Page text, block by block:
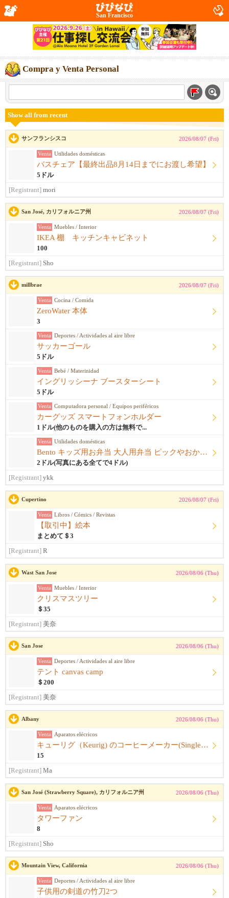
San Francisco
Compra y Venta Personal
Show all from recent
サンフランシスコ 2026/08/07 (Fri)
Venta Utilidades domésticas
バスチェア【最終出品8月14日までにお渡し希望】
5ドル
[Registrant] mori
San José, カリフォルニア州 2026/08/07 (Fri)
Venta Muebles / Interior
IKEA 棚 キッチンキャビネット
100
[Registrant] Sho
millbrae 2026/08/07 (Fri)
Venta Cocina / Comida
ZeroWater 本体
3
Venta Deportes / Actividades al aire libre
サッカーゴール
5ドル
Venta Bebé / Materinidad
イングリッシーナ ブースターシート
5ドル
Venta Computadora personal / Equipos periféricos
カーグッズ スマートフォンホルダー
1ドル(他のものを購入の方は無料で...
Venta Utilidades domésticas
Bento キッズ用お弁当 大人用弁当 ピックやおかずカップ他
2ドル(写真にある全てで4ドル)
[Registrant] ykk
Cupertino 2026/08/07 (Fri)
Venta Libros / Cómics / Revistas
【取引中】絵本
まとめて＄3
[Registrant] R
Wast San Jose 2026/08/06 (Thu)
Venta Muebles / Interior
クリスマスツリー
＄35
[Registrant] 美奈
San Jose 2026/08/06 (Thu)
Venta Deportes / Actividades al aire libre
テント canvas camp
＄200
[Registrant] 美奈
Albany 2026/08/06 (Thu)
Venta Aparatos elécricos
キューリグ（Keurig) のコーヒーメーカー(Single Serve Coffee) Maker
15
[Registrant] Ma
San José (Strawberry Square), カリフォルニア州 2026/08/06 (Thu)
Venta Aparatos elécricos
タワーファン
8
[Registrant] Sho
Mountain View, California 2026/08/06 (Thu)
Venta Deportes / Actividades al aire libre
子供用の剣道の竹刀2つ